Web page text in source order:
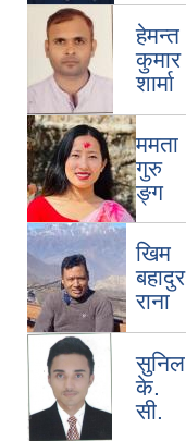
हेमन्त
कुमार
शार्मा
ममता
गुरु
ङ्ग
खिम
बहादुर
राना
सुनिल
के‍‌.
सी.